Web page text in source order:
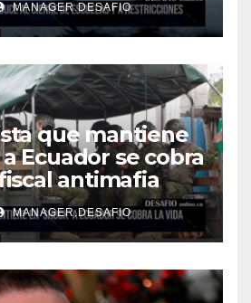
MANAGER.DESAFIO
que mantiene
a Ecuador se cobra
antimafia
MANAGER.DESAFIO